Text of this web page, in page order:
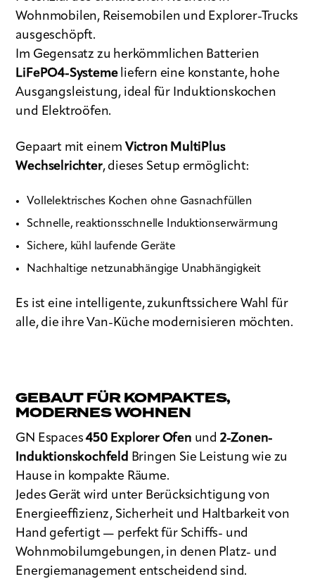
Wohnmobilen, Reisemobilen und Explorer-Trucks
ausgeschöpft.
Im Gegensatz zu herkömmlichen Batterien
LiFePO4-Systemeliefern eine konstante, hohe
Ausgangsleistung, ideal für Induktionskochen
und Elektroöfen.
Gepaart mit einem Victron MultiPlus
Wechselrichter, dieses Setup ermöglicht:
Vollelektrisches Kochen ohne Gasnachfüllen
Schnelle, reaktionsschnelle Induktionserwärmung
Sichere, kühl laufende Geräte
Nachhaltige netzunabhängige Unabhängigkeit
Es ist eine intelligente, zukunftssichere Wahl für
alle, die ihre Van-Küche modernisieren möchten.
GEBAUT FÜR KOMPAKTES,
MODERNES WOHNEN
GN Espaces450 Explorer Ofen und 2-Zonen-
Induktionskochfeld Bringen Sie Leistung wie zu
Hause in kompakte Räume.
Jedes Gerät wird unter Berücksichtigung von
Energieeffizienz, Sicherheit und Haltbarkeit von
Hand gefertigt — perfekt für Schiffs- und
Wohnmobilumgebungen, in denen Platz- und
Energiemanagement entscheidend sind.